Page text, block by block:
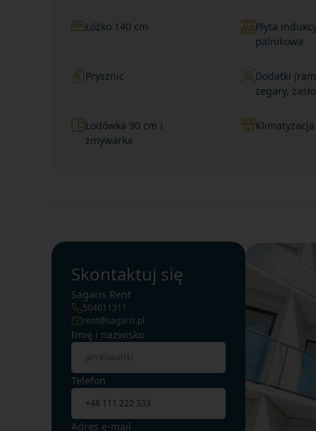
Łóżko 140 cm
Płyta
palnikowa
Prysznic
Dodatki
zegary,
Lodówka 90 cm i
zmywarka
Klimatyzacja
Skontaktuj się
Sagaris Rent
504011311
rent@sagaris.pl
Imię i nazwisko
Telefon
Adres e-mail